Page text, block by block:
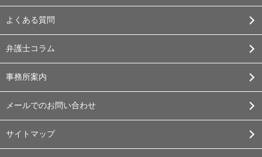
よくある質問
弁護士コラム
事務所案内
メールでのお問い合わせ
サイトマップ